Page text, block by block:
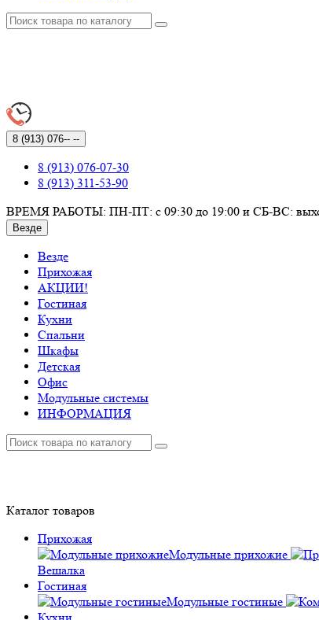
8 (913) 076-- --
8 (913) 076-07-30
8 (913) 311-53-90
ВРЕМЯ РАБОТЫ: ПН-ПТ: с 09:30 до 19:00 и СБ-ВС:
Везде
Везде
Прихожая
АКЦИИ!
Гостиная
Кухни
Спальни
Шкафы
Детская
Офис
Модульные системы
ИНФОРМАЦИЯ
Каталог товаров
Прихожая
Модульные прихожие
Вешалка
Гостиная
Модульные гостиные
Кухни